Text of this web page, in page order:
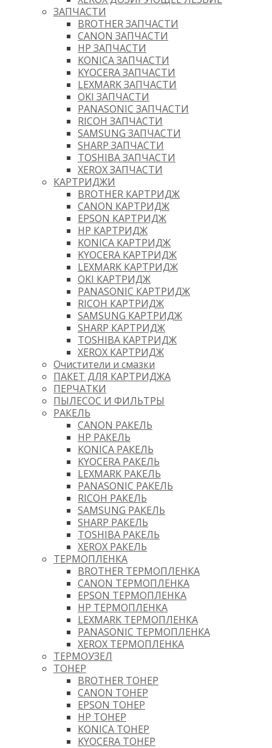
ЗАПЧАСТИ
BROTHER ЗАПЧАСТИ
CANON ЗАПЧАСТИ
HP ЗАПЧАСТИ
KONICA ЗАПЧАСТИ
KYOCERA ЗАПЧАСТИ
LEXMARK ЗАПЧАСТИ
OKI ЗАПЧАСТИ
PANASONIC ЗАПЧАСТИ
RICOH ЗАПЧАСТИ
SAMSUNG ЗАПЧАСТИ
SHARP ЗАПЧАСТИ
TOSHIBA ЗАПЧАСТИ
XEROX ЗАПЧАСТИ
КАРТРИДЖИ
BROTHER КАРТРИДЖ
CANON КАРТРИДЖ
EPSON КАРТРИДЖ
HP КАРТРИДЖ
KONICA КАРТРИДЖ
KYOCERA КАРТРИДЖ
LEXMARK КАРТРИДЖ
OKI КАРТРИДЖ
PANASONIC КАРТРИДЖ
RICOH КАРТРИДЖ
SAMSUNG КАРТРИДЖ
SHARP КАРТРИДЖ
TOSHIBA КАРТРИДЖ
XEROX КАРТРИДЖ
Очистители и смазки
ПАКЕТ ДЛЯ КАРТРИДЖА
ПЕРЧАТКИ
ПЫЛЕСОС И ФИЛЬТРЫ
РАКЕЛЬ
CANON РАКЕЛЬ
HP РАКЕЛЬ
KONICA РАКЕЛЬ
KYOCERA РАКЕЛЬ
LEXMARK РАКЕЛЬ
PANASONIC РАКЕЛЬ
RICOH РАКЕЛЬ
SAMSUNG РАКЕЛЬ
SHARP РАКЕЛЬ
TOSHIBA РАКЕЛЬ
XEROX РАКЕЛЬ
ТЕРМОПЛЕНКА
BROTHER ТЕРМОПЛЕНКА
CANON ТЕРМОПЛЕНКА
EPSON ТЕРМОПЛЕНКА
HP ТЕРМОПЛЕНКА
LEXMARK ТЕРМОПЛЕНКА
PANASONIC ТЕРМОПЛЕНКА
XEROX ТЕРМОПЛЕНКА
ТЕРМОУЗЕЛ
ТОНЕР
BROTHER ТОНЕР
CANON ТОНЕР
EPSON ТОНЕР
HP ТОНЕР
KONICA ТОНЕР
KYOCERA ТОНЕР